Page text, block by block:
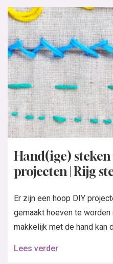
Hand(ige)
projecten | Rijg
Er zijn een hoop DIY
gemaakt hoeven te
makkelijk met de hand kan
Lees verder